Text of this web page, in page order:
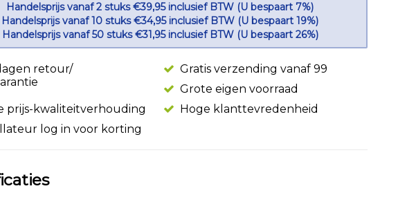
Handelsprijs vanaf 2 stuks €39,95 inclusief BTW (U bespaart 7%)
Handelsprijs vanaf 10 stuks €34,95 inclusief BTW (U bespaart 19%)
Handelsprijs vanaf 50 stuks €31,95 inclusief BTW (U bespaart 26%)
retour/
Gratis verzending vanaf 99
Grote eigen voorraad
prijs-kwaliteitverhouding
Hoge klanttevredenheid
log in voor korting